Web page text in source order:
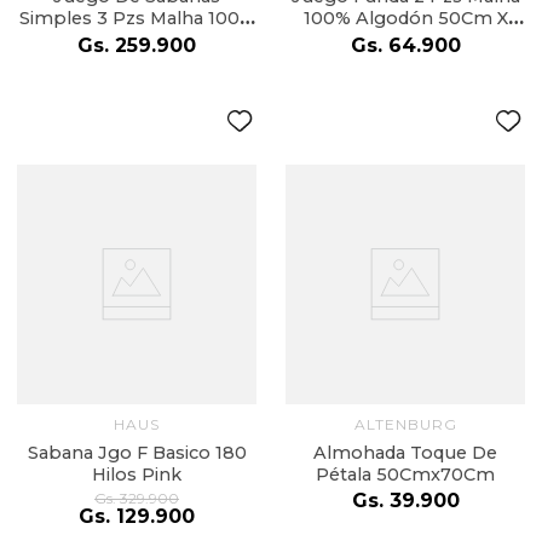
Simples 3 Pzs Malha 100%
Algodón 1,93M X 2,03M X
Gs. 259.900
100% Algodón 50Cm X
70Cm Gris Platinum
Gs. 64.900
HAUS
Sabana Jgo F Basico 180
Hilos Pink
Gs. 329.900
Gs. 129.900
ALTENBURG
Almohada Toque De
Pétala 50Cmx70Cm
Gs. 39.900